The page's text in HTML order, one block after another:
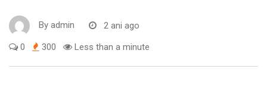
By admin 2 ani ago
0 300 Less than a minute